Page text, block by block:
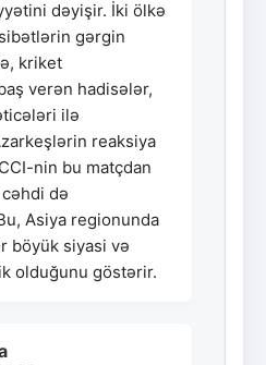
dəyişir. İki ölkə
gərgin
kriket
verən hadisələr,
ilə
reaksiya
nin bu matçdan
də
Asiya regionunda
böyük siyasi və
olduğunu göstərir.